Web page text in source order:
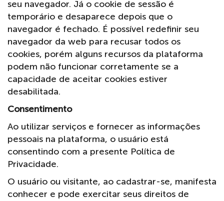
seu navegador. Já o cookie de sessão é
temporário e desaparece depois que o
navegador é fechado. É possível redefinir seu
navegador da web para recusar todos os
cookies, porém alguns recursos da plataforma
podem não funcionar corretamente se a
capacidade de aceitar cookies estiver
desabilitada.
Consentimento
Ao utilizar serviços e fornecer as informações
pessoais na plataforma, o usuário está
consentindo com a presente Política de
Privacidade.
O usuário ou visitante, ao cadastrar-se, manifesta
conhecer e pode exercitar seus direitos de